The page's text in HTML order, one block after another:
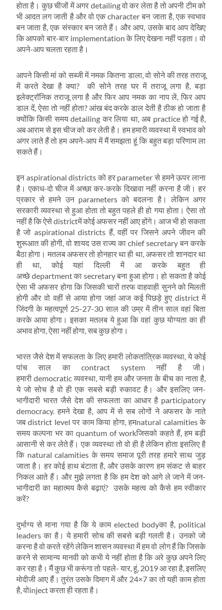
होता है। कुछ चीजों में अगर detailing वो कर लेता है तो अपनी टीम को
भी आदत लग जाती है और वो एक character बन जाता है, एक स्‍वभाव
बन जाता है, एक संस्‍कार बन जाते हैं। और आप, उसके बाद आप देखिए
कि आपको बार-बार implementation के लिए देखना नहीं पड़ता। वो
अपने-आप चलता रहता है।
आपने किसी मां को सब्‍जी में नमक कितना डाला, वो सोने की तरह तराजू
में करते देखा है क्‍या? की सोने तरह घर में तराजू लगा है, बड़ा
इलेक्‍ट्रॉनिक तराजू लगा है और फिर आप नमक का नाप लें, फिर आप
डाल दें, ऐसा तो नहीं होता? आंख बंद करके डाल देती है ठीक हो जाता है
क्‍योंकि किसी समय detailing कर लिया था, अब practice हो गई है,
अब आराम से इस चीज को कर लेती है। हम हमारी व्‍यवस्‍था में स्‍वभाव को
अगर लाते हैं तो हम अपने-आप में मैं समझता हूं कि बहुत बड़ा परिणाम ला
सकते हैं।
इन aspirational districts को हर parameter से हमने ऊपर लाना
है। एकाध-दो चीज में अच्‍छा कर-करके दिखावा नहीं करना है जी। हर
प्रकार से हमने उन parameters को बदलना है। लेकिन अगर
सरकारी व्‍यवस्‍था से हुआ होता तो बहुत पहले ही हो गया होता। ऐसा तो
नहीं है कि ऐसे districtमें कोई अफसर नहीं आए होंगे। आज भी हो सकता
है जो aspirational districts हैं, वहीं पर जिसने अपने जीवन की
शुरूआत की होगी, वो शायद उस राज्‍य का chief secretary बन करके
बैठा होगा। मतलब अफसर तो होनहार था ही था, अफसर तो शानदार था
ही था, कोई यहां दिल्‍ली में आ करके बहुत ही
अच्‍छे department का secretary बना हुआ होगा। हो सकता है कोई
ऐसा भी अफसर होगा कि जिसकी चारों तरफ वाहवाही सुनने को मिलती
होगी और वो वहीं से आया होगा जहां आज कई पिछड़े हुए district में
जिंदगी के महत्‍वपूर्ण 25-27-30 साल की उम्र में तीन साल वहां बिता
करके आया होगा। इसका मतलब ये हुआ कि वहां कुछ योग्यता का ही
अभाव होगा, ऐसा नहीं होगा, सब कुछ होगा।
भारत जैसे देश में सफलता के लिए हमारी लोकतांत्रिक व्‍यवस्‍था, ये कोई
पांच साल का contract system नहीं है जी।
हमारी democratic व्‍यवस्‍था, यानी हम और जनता के बीच का नाता है,
ये जो सोच है वो ही एक सबसे बड़ी रुकावट है। और इसलिए जन-
भागीदारी भारत जैसे देश की सफलता का आधार है participatory
democracy. हमने देखा है, आप में से सब लोगों ने अफसर के नाते
जब district level पर काम किया होगा, हमnatural calamities के
समय कल्‍पना भर का quantum of workजिसको कहते हैं, हम बड़ी
आसानी से कर लेते हैं। एक व्‍यवस्‍था तो वो ही है लेकिन होता इसलिए है
कि natural calamities के समय समाज पूरी तरह हमारे साथ जुड़
जाता है। हर कोई हाथ बंटाता है, और उसके कारण हम संकट से बाहर
निकल आते हैं। और मुझे लगता है कि हम देश को आगे ले जाने में जन-
भागीदारी का महात्‍मय कैसे बढ़ाएं? उसके महत्‍व को कैसे हम स्‍वीकार
करें?
दुर्भाग्‍य से माना गया है कि ये काम elected bodyका है, political
leaders का है। ये हमारी सोच की सबसे बड़ी गलती है। उनको जो
करना है वो करते रहेंगे लेकिन शासन व्‍यवस्‍था में हम वो लोग हैं कि जिसके
करने से सामान्‍य मानवी को कभी ये नहीं होता है कि अरे कुछ अपने लिए
कर रहा है। मैं कुछ भी करूंगा तो पहले- यार, हूं, 2019 आ रहा है, इसलिए
मोदीजी आए हैं। तुरंत उसके दिमाग में और 24×7 का तो यही काम होता
है, वोinject करता ही रहता है।